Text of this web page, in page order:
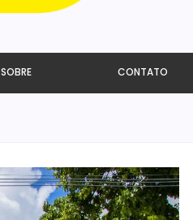
SOBRE CONTATO